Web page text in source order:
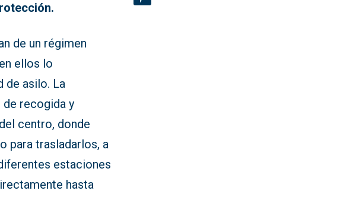
de un régimen
ellos lo
de asilo. La
recogida y
centro, donde
para trasladarlos, a
estaciones
hasta